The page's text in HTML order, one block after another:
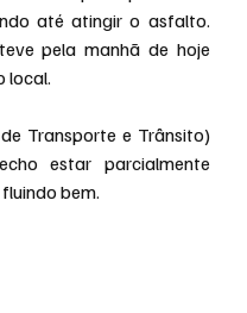
até atingir o asfalto.
pela manhã de hoje
local.
Transporte e Trânsito)
estar parcialmente
bem.